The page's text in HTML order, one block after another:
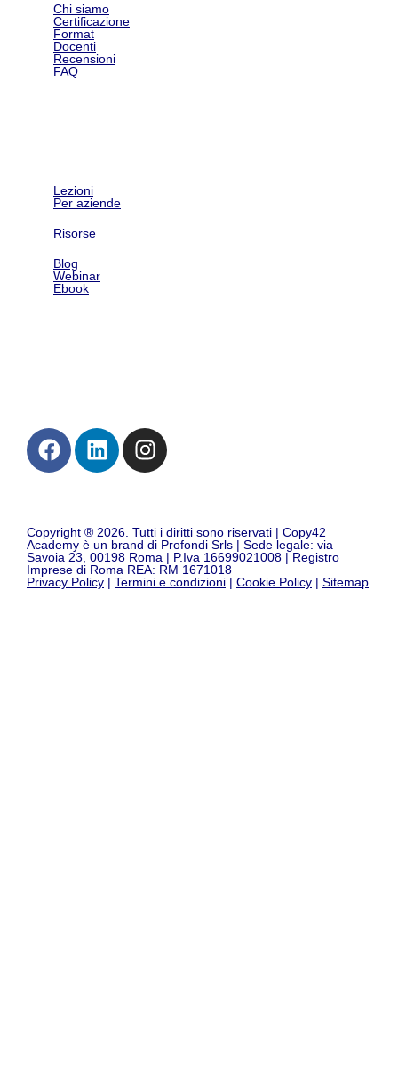
Chi siamo
Certificazione
Format
Docenti
Recensioni
FAQ
Lezioni
Per aziende
Risorse
Blog
Webinar
Ebook
Copyright ® 2026. Tutti i diritti sono riservati | Copy42
Academy è un brand di Profondi Srls | Sede legale: via
Savoia 23, 00198 Roma | P.Iva 16699021008 | Registro
Imprese di Roma REA: RM 1671018
Privacy Policy | Termini e condizioni | Cookie Policy | Sitemap